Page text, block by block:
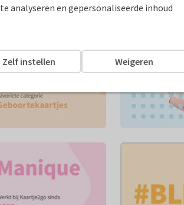
analyseren en gepersonaliseerde inhoud
Weigeren
Zelf instellen